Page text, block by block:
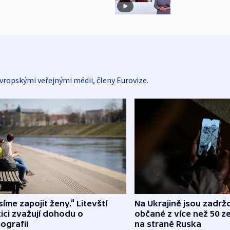
veřejnými médii, členy Eurovize.
zapojit ženy.“ Litevští
zvažují dohodu o
Na Ukrajině jsou
občané z více než 50
na straně Ruska